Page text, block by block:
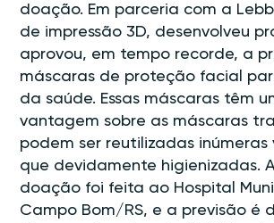
doação. Em parceria com a
de impressão 3D, desenvolveu
aprovou, em tempo recorde, a
máscaras de proteção facial
da saúde. Essas máscaras têm
vantagem sobre as máscaras
podem ser reutilizadas inúmeras
que devidamente higienizadas.
doação foi feita ao Hospital
Campo Bom/RS, e a previsão é